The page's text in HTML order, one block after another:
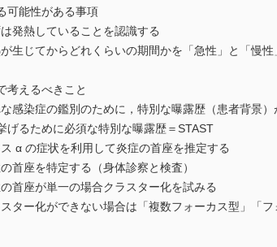
可能性がある事項
発熱していることを認識する
生じてからどれくらいの期間かを「急性」と「慢
えるべきこと
感染症の鑑別のために，特別な曝露歴（患者背景）
るために必須な特別な曝露歴＝STAST
α の症状を利用して炎症の首座を推定する
首座を特定する（身体診察と検査）
首座が単一の場合クラスター化を試みる
ター化ができない場合は「複数フォーカス型」「